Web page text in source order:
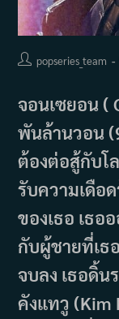
Postpopseries_team
จอนเซยอน (
พันล้านวอน
ต้องต่อสู้กับโ
รับความเดือ
ของเธอ เธอ
กับผู้ชายที่เธ
จบลง เธอดิ้
คังแทวู (Kim